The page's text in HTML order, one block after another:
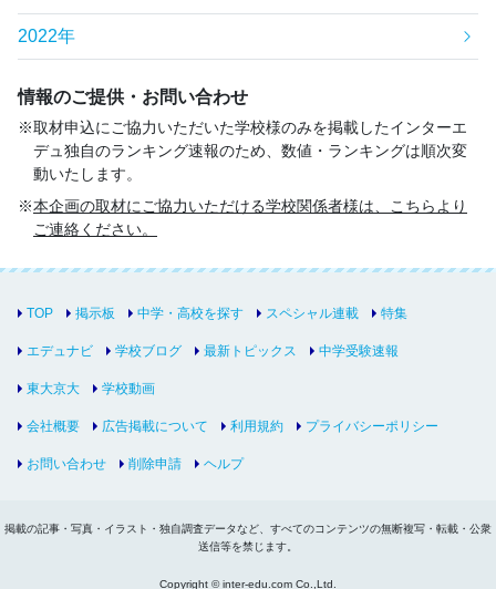
2022年
情報のご提供・お問い合わせ
取材申込にご協力いただいた学校様のみを掲載したインターエ
デュ独自のランキング速報のため、数値・ランキングは順次変
動いたします。
本企画の取材にご協力いただける学校関係者様は、こちらより
ご連絡ください。
TOP 掲示板 中学・高校を探す スペシャル連載 特集
エデュナビ 学校ブログ 最新トピックス 中学受験速報
東大京大 学校動画
会社概要 広告掲載について 利用規約 プライバシーポリシー
お問い合わせ 削除申請 ヘルプ
掲載の記事・写真・イラスト・独自調査データなど、すべてのコンテンツの無断複写・転載・公衆
送信等を禁じます。
Copyright © inter-edu.com Co.,Ltd.